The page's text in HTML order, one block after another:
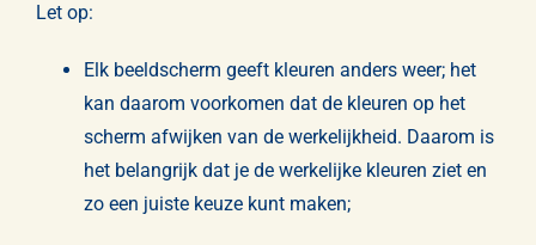
Let op:
Elk beeldscherm geeft kleuren anders weer; het
kan daarom voorkomen dat de kleuren op het
scherm afwijken van de werkelijkheid. Daarom is
het belangrijk dat je de werkelijke kleuren ziet en
zo een juiste keuze kunt maken;